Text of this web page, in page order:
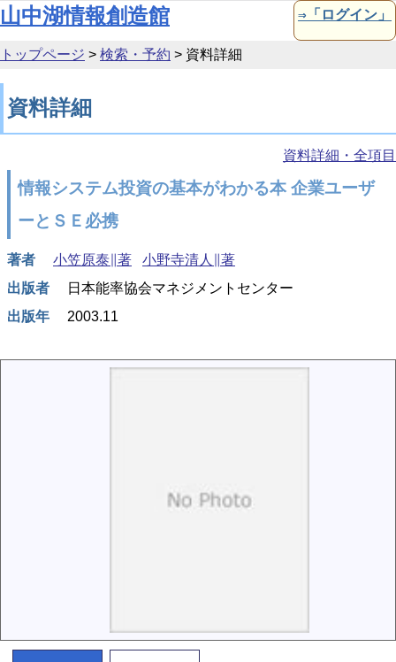
本文へ移動
山中湖情報創造館 ⇒「ログイン」
トップページ > 検索・予約 > 資料詳細
資料詳細
資料詳細・全項目
情報システム投資の基本がわかる本 企業ユーザ
ーとＳＥ必携
著者 小笠原泰∥著
小野寺清人∥著
出版者
日本能率協会マネジメントセンター
出版年
2003.11